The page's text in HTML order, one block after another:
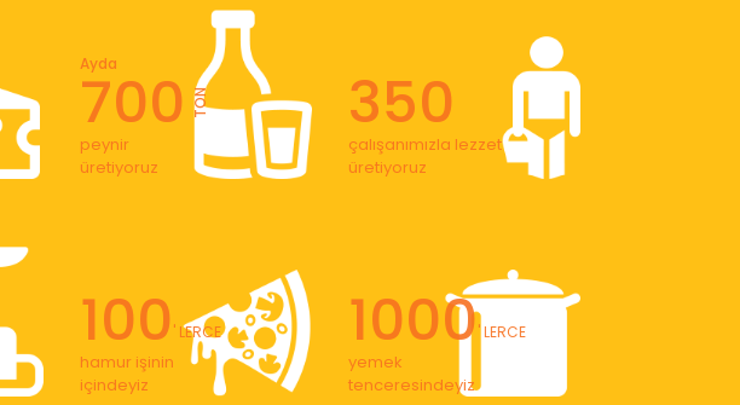
700
Ayda
TON
peynir
üretiyoruz
350
çalışanımızla lezzet
üretiyoruz
100' LERCE
hamur işinin
içindeyiz
1000' LERCE
yemek
tenceresindeyiz